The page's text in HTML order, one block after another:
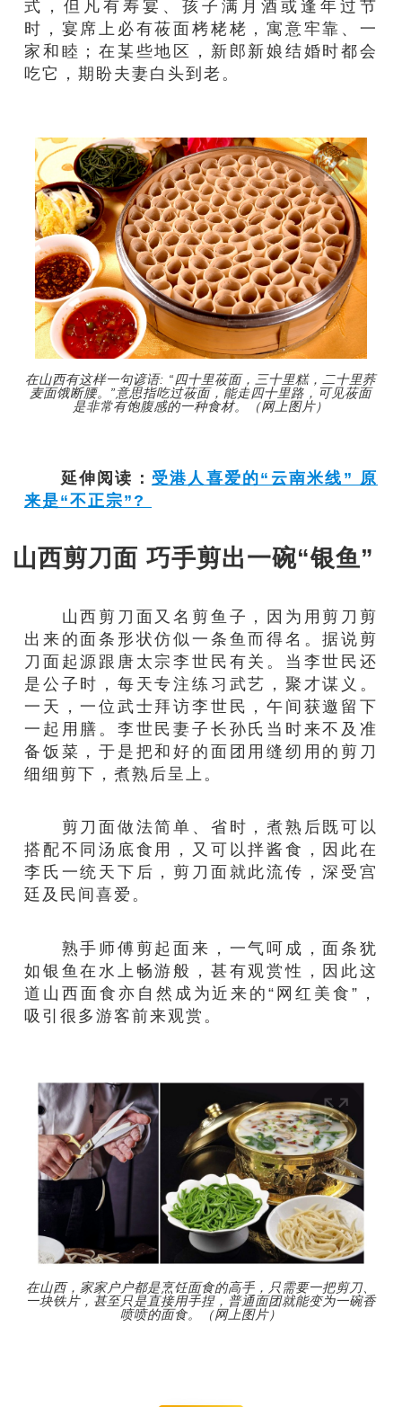
式，但凡有寿宴、孩子满月酒或逢年过节
时，宴席上必有莜面栲栳栳，寓意牢靠、一
家和睦；在某些地区，新郎新娘结婚时都会
吃它，期盼夫妻白头到老。
在山西有这样一句谚语: “四十里莜面，三十里糕，二十里荞
麦面饿断腰。”意思指吃过莜面，能走四十里路，可见莜面
是非常有饱腹感的一种食材。（网上图片）
延伸阅读： 受港人喜爱的“云南米线” 原
来是“不正宗”?
山西剪刀面 巧手剪出一碗“银鱼”
山西剪刀面又名剪鱼子，因为用剪刀剪
出来的面条形状仿似一条鱼而得名。据说剪
刀面起源跟唐太宗李世民有关。当李世民还
是公子时，每天专注练习武艺，聚才谋义。
一天，一位武士拜访李世民，午间获邀留下
一起用膳。李世民妻子长孙氏当时来不及准
备饭菜，于是把和好的面团用缝纫用的剪刀
细细剪下，煮熟后呈上。
剪刀面做法简单、省时，煮熟后既可以
搭配不同汤底食用，又可以拌酱食，因此在
李氏一统天下后，剪刀面就此流传，深受宫
廷及民间喜爱。
熟手师傅剪起面来，一气呵成，面条犹
如银鱼在水上畅游般，甚有观赏性，因此这
道山西面食亦自然成为近来的“网红美食”，
吸引很多游客前来观赏。
在山西，家家户户都是烹饪面食的高手，只需要一把剪刀、
一块铁片，甚至只是直接用手捏，普通面团就能变为一碗香
喷喷的面食。（网上图片）